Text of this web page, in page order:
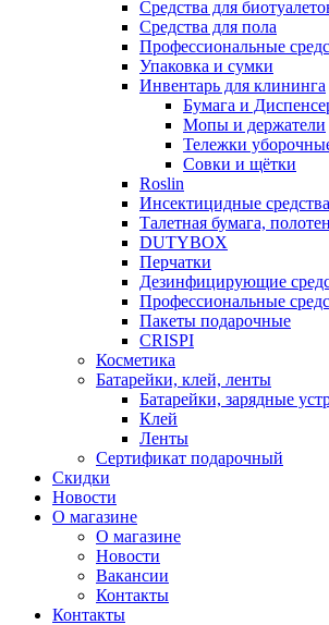
Средства для
Средства для пола
Профессиональные
Упаковка и сумки
Инвентарь для клининга
Бумага и
Мопы и держатели
Тележки
Совки и щётки
Roslin
Инсектицидные средства
Талетная бумага,
DUTYBOX
Перчатки
Дезинфицирующие
Профессиональные
Пакеты подарочные
CRISPI
Косметика
Батарейки, клей, ленты
Батарейки, зарядные
Клей
Ленты
Сертификат подарочный
Скидки
Новости
О магазине
О магазине
Новости
Вакансии
Контакты
Контакты